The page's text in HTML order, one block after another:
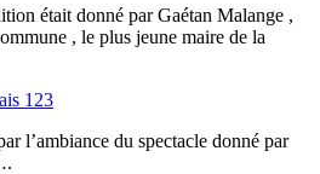
était donné par Gaétan Malange ,
, le plus jeune maire de la
l’ambiance du spectacle donné par